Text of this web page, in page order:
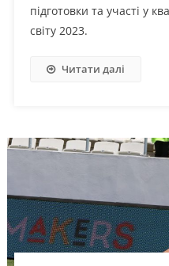
підготовки та участі у
світу 2023.
Читати далі